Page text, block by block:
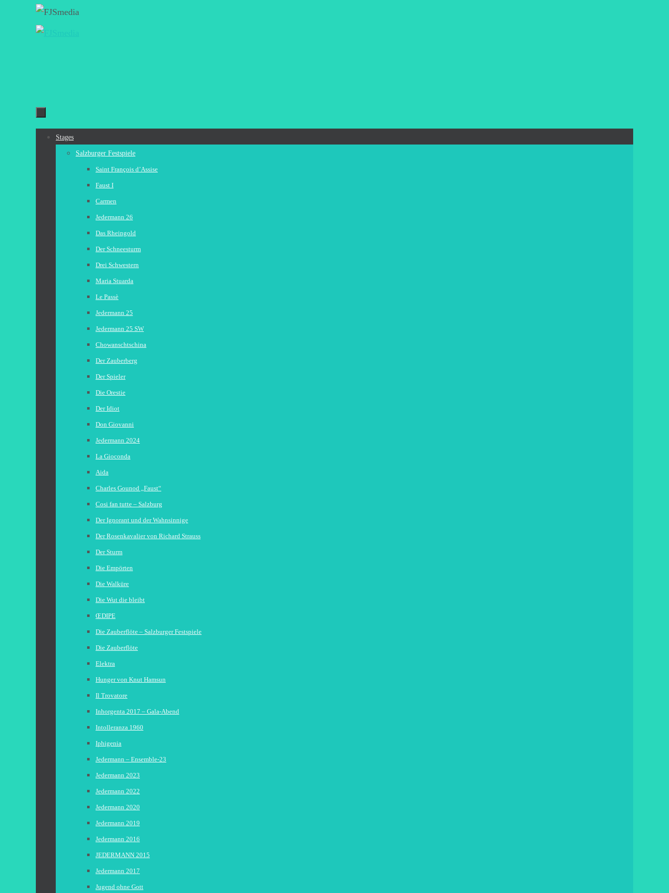
Zum
Stages
Salzburger Festspiele
Saint François d’Assise
Faust I
Carmen
Jedermann 26
Das Rheingold
Der Schneesturm
Drei Schwestern
Maria Stuarda
Le Passè
Jedermann 25
Jedermann 25 SW
Chowanschtschina
Der Zauberberg
Der Spieler
Die Orestie
Der Idiot
Don Giovanni
Jedermann 2024
La Gioconda
Aida
Charles Gounod „Faust“
Cosi fan tutte – Salzburg
Der Ignorant und der Wahnsinnige
Der Rosenkavalier von Richard Strauss
Der Sturm
Die Empörten
Die Walküre
Die Wut die bleibt
ŒDIPE
Die Zauberflöte – Salzburger Festspiele
Die Zauberflöte
Elektra
Hunger von Knut Hamsun
Il Trovatore
Inhorgenta 2017 – Gala-Abend
Intolleranza 1960
Iphigenia
Jedermann – Ensemble-23
Jedermann 2023
Jedermann 2022
Jedermann 2020
Jedermann 2019
Jedermann 2016
JEDERMANN 2015
Jedermann 2017
Jugend ohne Gott